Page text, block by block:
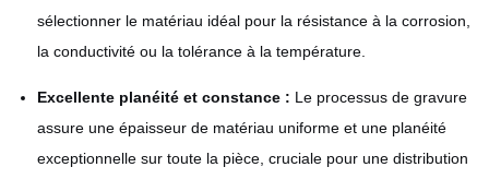
sélectionner le matériau idéal pour la résistance à la corrosion,
la conductivité ou la tolérance à la température.
Excellente planéité et constance : Le processus de gravure
assure une épaisseur de matériau uniforme et une planéité
exceptionnelle sur toute la pièce, cruciale pour une distribution